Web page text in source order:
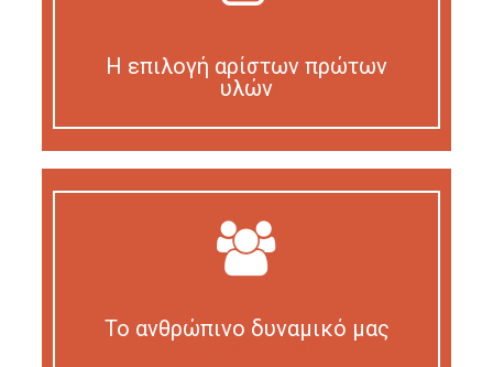
Η επιλογή αρίστων πρώτων
υλών
Το ανθρώπινο δυναμικό μας